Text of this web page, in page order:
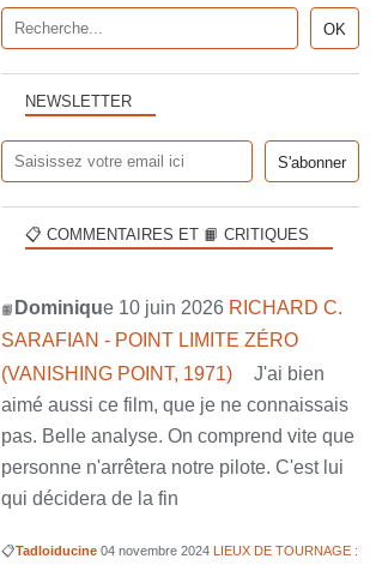
NEWSLETTER
📋 COMMENTAIRES ET 📙 CRITIQUES
📙 Dominique 10 juin 2026 RICHARD C.
SARAFIAN - POINT LIMITE ZÉRO
(VANISHING POINT, 1971)
J'ai bien
aimé aussi ce film, que je ne connaissais
pas. Belle analyse. On comprend vite que
personne n'arrêtera notre pilote. C'est lui
qui décidera de la fin
📋Tadloiducine 04 novembre 2024 LIEUX DE TOURNAGE :